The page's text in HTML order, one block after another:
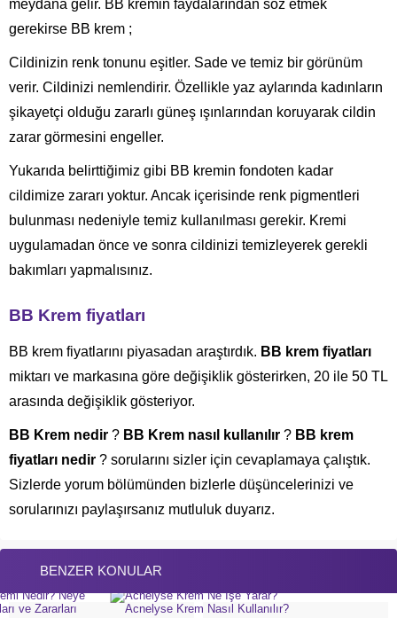
meydana gelir. BB kremin faydalarından söz etmek
gerekirse BB krem ;
Cildinizin renk tonunu eşitler. Sade ve temiz bir görünüm
verir. Cildinizi nemlendirir. Özellikle yaz aylarında kadınların
şikayetçi olduğu zararlı güneş ışınlarından koruyarak cildin
zarar görmesini engeller.
Yukarıda belirttiğimiz gibi BB kremin fondoten kadar
cildimize zararı yoktur. Ancak içerisinde renk pigmentleri
bulunması nedeniyle temiz kullanılması gerekir. Kremi
uygulamadan önce ve sonra cildinizi temizleyerek gerekli
bakımları yapmalısınız.
BB Krem fiyatları
BB krem fiyatlarını piyasadan araştırdık. BB krem fiyatları
miktarı ve markasına göre değişiklik gösterirken, 20 ile 50 TL
arasında değişiklik gösteriyor.
BB Krem nedir ? BB Krem nasıl kullanılır ? BB krem
fiyatları nedir ? sorularını sizler için cevaplamaya çalıştık.
Sizlerde yorum bölümünden bizlerle düşüncelerinizi ve
sorularınızı paylaşırsanız mutluluk duyarız.
BENZER KONULAR